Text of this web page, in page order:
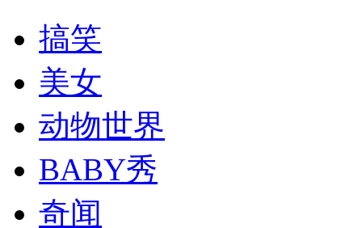
搞笑
美女
动物世界
BABY秀
奇闻